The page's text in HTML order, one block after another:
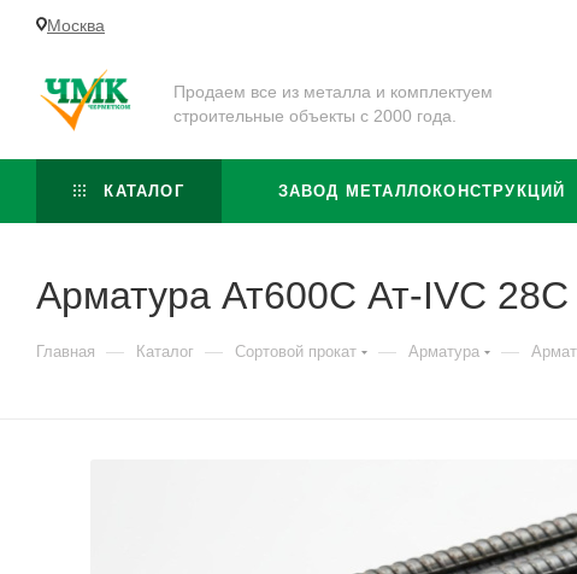
Москва
Продаем все из металла и комплектуем
строительные объекты с 2000 года.
КАТАЛОГ ЗАВОД МЕТАЛЛОКОНСТРУКЦИЙ
Арматура Ат600С Ат-IVС
Главная — Каталог — Сортовой прокат — Арматура —